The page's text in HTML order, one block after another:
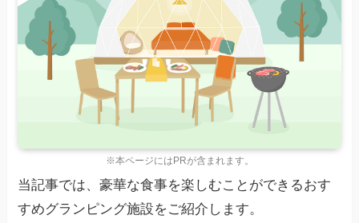
※本ページにはPRが含まれます。
当記事では、豪華な食事を楽しむことができるおす
すめグランピング施設をご紹介します。